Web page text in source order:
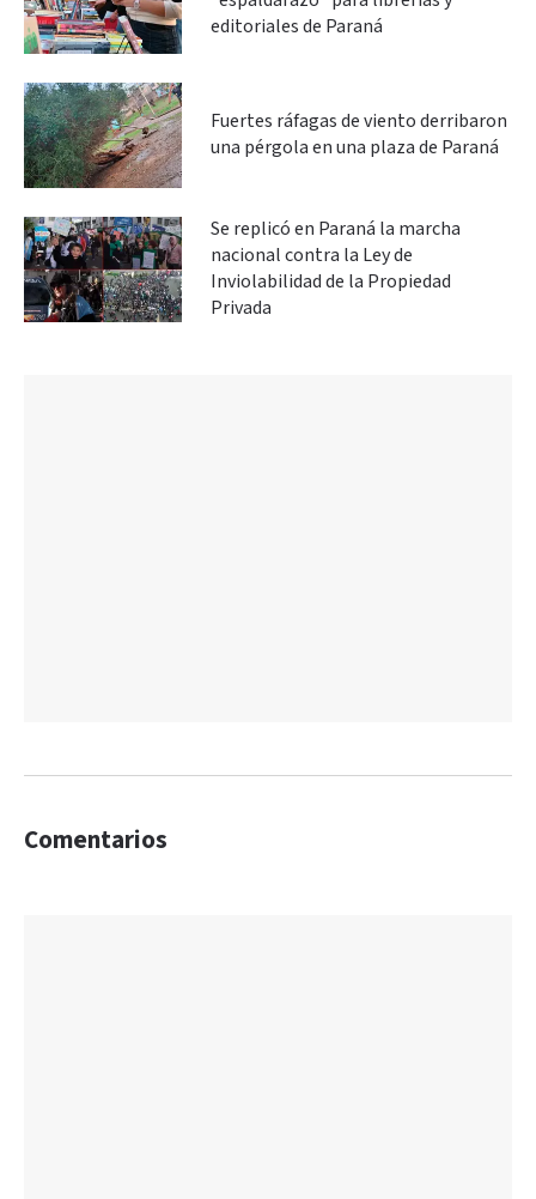
editoriales de Paraná
Fuertes ráfagas de viento derribaron
una pérgola en una plaza de Paraná
Se replicó en Paraná la marcha
nacional contra la Ley de
Inviolabilidad de la Propiedad
Privada
Comentarios